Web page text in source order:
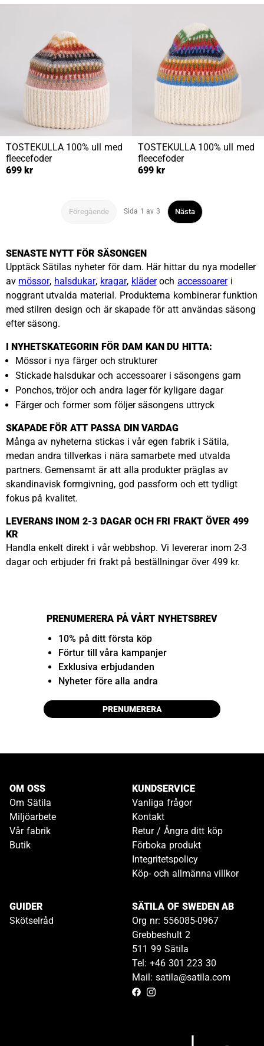
TOSTEKULLA 100% ull med
fleecefoder
699 kr
TOSTEKULLA 100% ull med
fleecefoder
699 kr
Föregående Sida 1 av 3 Nästa
SENASTE NYTT FÖR SÄSONGEN
Upptäck Sätilas nyheter för dam. Här hittar du nya modeller
av mössor, halsdukar, kragar, kläderochaccessoareri
noggrant utvalda material. Produkterna kombinerar funktion
med stilren design och är skapade för att användas säsong
efter säsong.
I NYHETSKATEGORIN FÖR DAM KAN DU HITTA:
Mössor i nya färger och strukturer
Stickade halsdukar och accessoarer i säsongens garn
Ponchos, tröjor och andra lager för kyligare dagar
Färger och former som följer säsongens uttryck
SKAPADE FÖR ATT PASSA DIN VARDAG
Många av nyheterna stickas i vår egen fabrik i Sätila,
medan andra tillverkas i nära samarbete med utvalda
partners. Gemensamt är att alla produkter präglas av
skandinavisk formgivning, god passform och ett tydligt
fokus på kvalitet.
LEVERANS INOM 2-3 DAGAR OCH FRI FRAKT ÖVER 499
KR
Handla enkelt direkt i vår webbshop. Vi levererar inom 2-3
dagar och erbjuder fri frakt på beställningar över 499 kr.
PRENUMERERA PÅ VÅRT NYHETSBREV
10% på ditt första köp
Förtur till våra kampanjer
Exklusiva erbjudanden
Nyheter före alla andra
PRENUMERERA
OM OSS
Om Sätila
Miljöarbete
Vår fabrik
Butik
KUNDSERVICE
Vanliga frågor
Kontakt
Retur / Ångra ditt köp
Förboka produkt
Integritetspolicy
Köp- och allmänna villkor
GUIDER
Skötselråd
SÄTILA OF SWEDEN AB
Org nr: 556085-0967
Grebbeshult 2
511 99 Sätila
Tel: +46 301 223 30
Mail: satila@satila.com